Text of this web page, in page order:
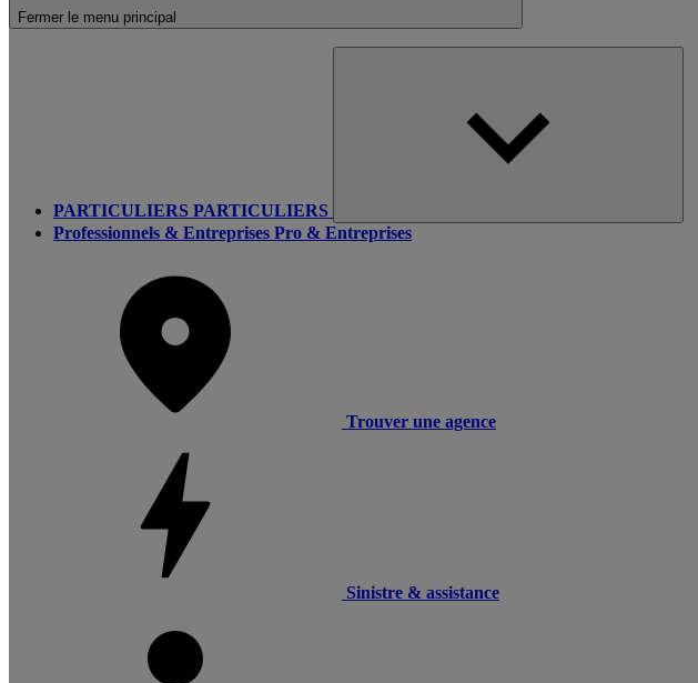
Fermer le menu principal
PARTICULIERS PARTICULIERS
Professionnels & Entreprises Pro & Entreprises
Trouver une agence
Sinistre & assistance